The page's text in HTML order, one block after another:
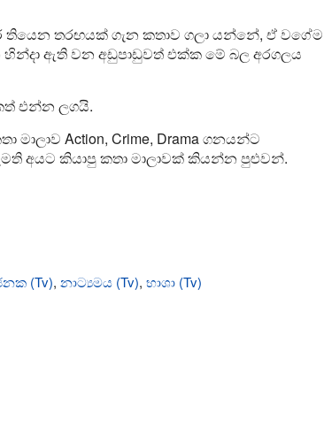
තරඟයක් ගැන කතාව ගලා යන්නේ, ඒ වගේම
හින්දා ඇති වන අඩුපාඩුවත් එක්ක මේ බල අරගලය
එන්න ලගයි.
Action, Crime, Drama ගනයන්ට
අයට කියාපු කතා මාලාවක් කියන්න පුළුවන්.
(Tv), නාට්‍යමය (Tv), භාශා (Tv)